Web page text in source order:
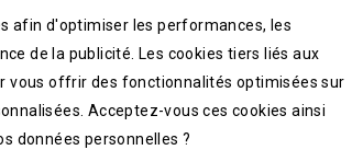
afin d'optimiser les performances, les
de la publicité. Les cookies tiers liés aux
vous offrir des fonctionnalités optimisées sur
Acceptez-vous ces cookies ainsi
données personnelles ?